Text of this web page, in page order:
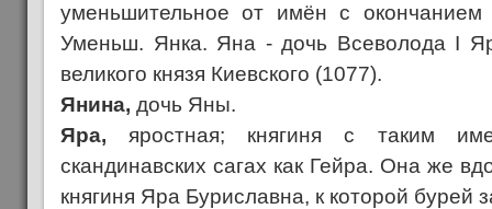
уменьшительное от имён с
Уменьш. Янка. Яна - дочь Всеволода I
великого князя Киевского (1077).
Янина, дочь Яны.
Яра, яростная; княгиня с таким
скандинавских сагах как Гейра. Она же
княгиня Яра Буриславна, к которой бурей